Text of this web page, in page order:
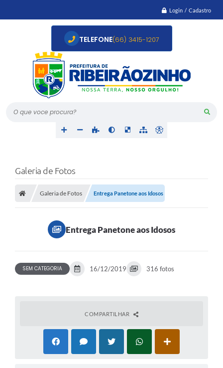
Login / Cadastro
O que voce procura?
TELEFONE(66) 3415-1207
Galeria de Fotos
Galeria de Fotos Entrega Panetone aos Idosos
Entrega Panetone aos Idosos
SEM CATEGORIA 16/12/2019 316 fotos
COMPARTILHAR